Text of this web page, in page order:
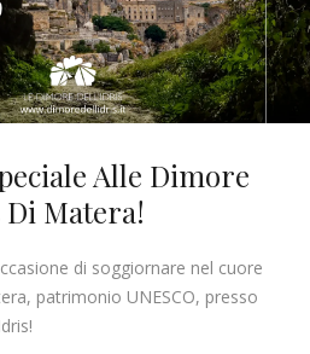
Alle Dimore
Matera!
di soggiornare nel cuore
patrimonio UNESCO, presso